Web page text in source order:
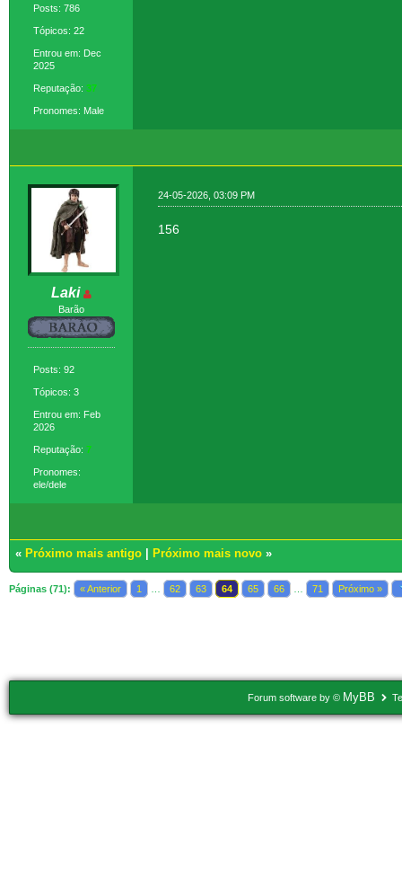
Posts: 786
Tópicos: 22
Entrou em: Dec
2025
Reputação: 37
Pronomes: Male
Laki
Barão
Posts: 92
Tópicos: 3
Entrou em: Feb
2026
Reputação: 7
Pronomes:
ele/dele
24-05-2026, 03:09 PM
156
« Próximo mais antigo Próximo mais novo »
Páginas (71): « Anterior 1 62 63 64 65 66 71 Próximo »
Forum software by © MyBB